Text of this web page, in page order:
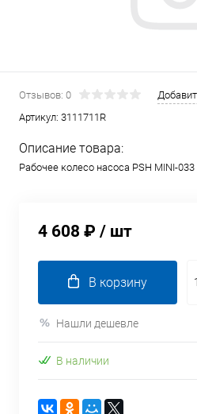
Отзывов: 0
Артикул: 3111711R
Описание товара:
Рабочее колесо насоса PSH MINI-
4 608 ₽ / шт
В корзину
Нашли дешевле
В наличии